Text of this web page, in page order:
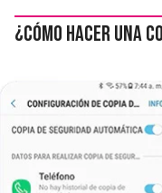
¿Cómo hacer una